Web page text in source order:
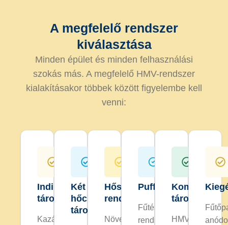
A megfelelő rendszer
kiválasztása
Minden épület és minden felhasználási
szokás más. A megfelelő HMV-rendszer
kialakításakor többek között figyelembe kell
venni:
Indirekt
tárolók
Kazánokhoz
Két
hőcserélős
tárolók
Hőszivattyús
rendszerekhez
Növelt
Puffertárolók
Fűtési
rendszerekhez
Kombinált
tárolók
HMV